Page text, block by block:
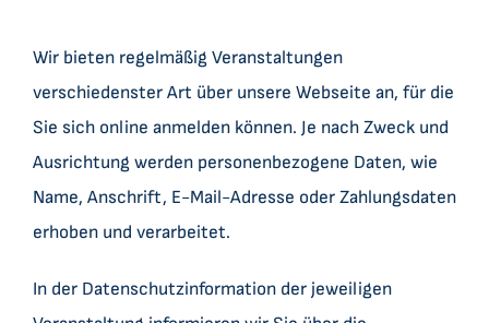
Wir bieten regelmäßig Veranstaltungen
verschiedenster Art über unsere Webseite an, für die
Sie sich online anmelden können. Je nach Zweck und
Ausrichtung werden personenbezogene Daten, wie
Name, Anschrift, E-Mail-Adresse oder Zahlungsdaten
erhoben und verarbeitet.
In der Datenschutzinformation der jeweiligen